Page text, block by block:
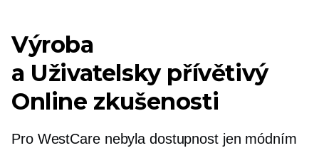
Výroba
a Uživatelsky přívětivý
Online zkušenosti
Pro WestCare nebyla dostupnost jen módním